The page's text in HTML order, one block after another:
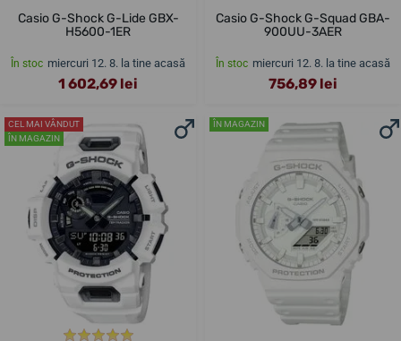
Casio G-Shock G-Lide GBX-
H5600-1ER
În stoc miercuri 12. 8. la tine acasă
1 602,69 lei
Casio G-Shock G-Squad GBA-
900UU-3AER
În stoc miercuri 12. 8. la tine acasă
756,89 lei
CEL MAI VÂNDUT
ÎN MAGAZIN
ÎN MAGAZIN